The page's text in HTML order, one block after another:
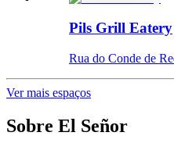
Pils Grill Eatery
Rua do Conde de
Ver mais espaços
Sobre El Señor